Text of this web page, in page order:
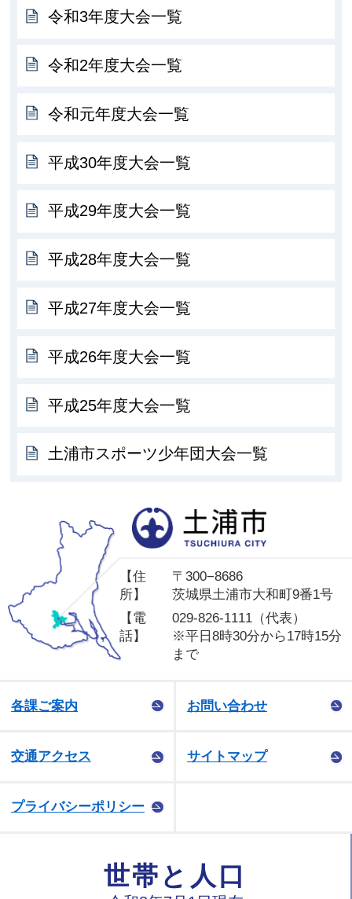
令和3年度大会一覧
令和2年度大会一覧
令和元年度大会一覧
平成30年度大会一覧
平成29年度大会一覧
平成28年度大会一覧
平成27年度大会一覧
平成26年度大会一覧
平成25年度大会一覧
土浦市スポーツ少年団大会一覧
【住
所】
〒300−8686
茨城県土浦市大和町9番1号
【電
話】
029-826-1111（代表）
※平日8時30分から17時15分
まで
各課ご案内 お問い合わせ
交通アクセス サイトマップ
プライバシーポリシー